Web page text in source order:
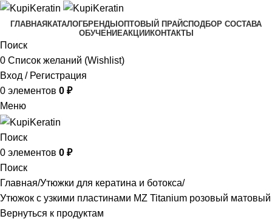
ГЛАВНАЯ КАТАЛОГБРЕНДЫ ОПТОВЫЙ ПРАЙСПОДБОР СОСТАВА
ОБУЧЕНИЕАКЦИИ КОНТАКТЫ
Поиск
0 Список желаний (Wishlist)
Вход / Регистрация
0 элементов 0 ₽
Меню
Поиск
0 элементов 0 ₽
Поиск
Главная Утюжки для кератина и ботокса
Утюжок с узкими пластинами MZ Titanium розовый матовый
Вернуться к продуктам